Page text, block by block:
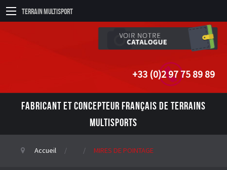
Terrain Multisport
+33 (0)2 97 75 89 89
FABRICANT ET CONCEPTEUR FRANÇAIS DE TERRAINS
MULTISPORTS
Accueil MIRES DE POINTAGE